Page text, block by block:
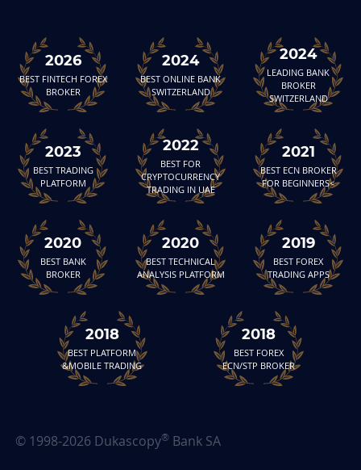
2026
BEST FINTECH FOREX
BROKER
2024
BEST ONLINE BANK
SWITZERLAND
2024
LEADING BANK
BROKER
SWITZERLAND
2023
BEST TRADING
PLATFORM
2022
BEST FOR
CRYPTOCURRENCY
TRADING IN UAE
2021
BEST ECN BROKER
FOR BEGINNERS<
2020
BEST BANK
BROKER
2020
BEST TECHNICAL
ANALYSIS PLATFORM
2019
BEST FOREX
TRADING APPS
2018
BEST PLATFORM
&MOBILE TRADING
2018
BEST FOREX
ECN/STP BROKER
© 1998-2026 Dukascopy® Bank SA